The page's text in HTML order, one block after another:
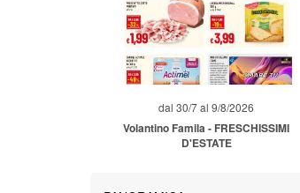
dal 30/7 al 9/8/2026
Volantino Famila - FRESCHISSIMI
D'ESTATE